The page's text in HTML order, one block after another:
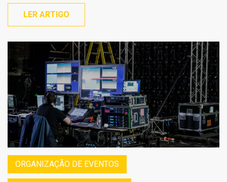
LER ARTIGO
ORGANIZAÇÃO DE EVENTOS